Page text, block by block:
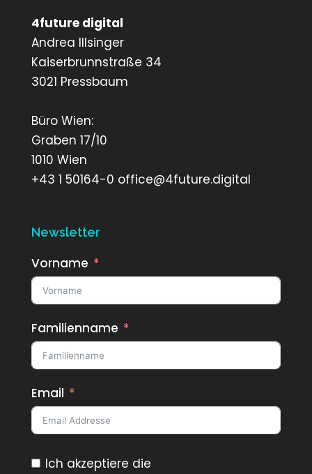
4future digital
Andrea Illsinger
Kaiserbrunnstraße 34
3021 Pressbaum
Büro Wien:
Graben 17/10
1010 Wien
+43 1 50164-0 office@4future.digital
Newsletter
Vorname
Familienname
Email
Ich akzeptiere die